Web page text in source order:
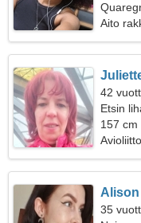
Aito
42
Etsin
157
Avioliitto
Alison
35